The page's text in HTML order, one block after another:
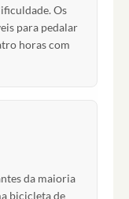
Os
para pedalar
horas com
da maioria
bicicleta de